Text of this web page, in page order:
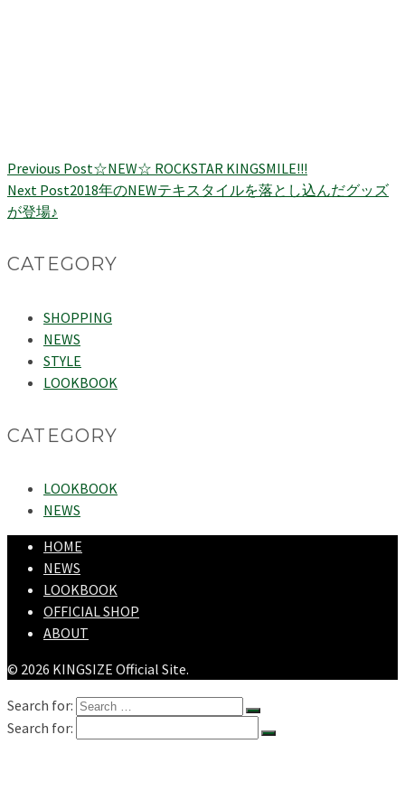
Previous Post☆NEW☆ ROCKSTAR KINGSMILE!!!
Next Post2018年のNEWテキスタイルを落とし込んだグッズ
が登場♪
CATEGORY
SHOPPING
NEWS
STYLE
LOOKBOOK
CATEGORY
LOOKBOOK
NEWS
HOME
NEWS
LOOKBOOK
OFFICIAL SHOP
ABOUT
© 2026 KINGSIZE Official Site.
Search for:
Search for: